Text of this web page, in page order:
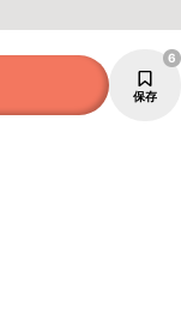
保存
6